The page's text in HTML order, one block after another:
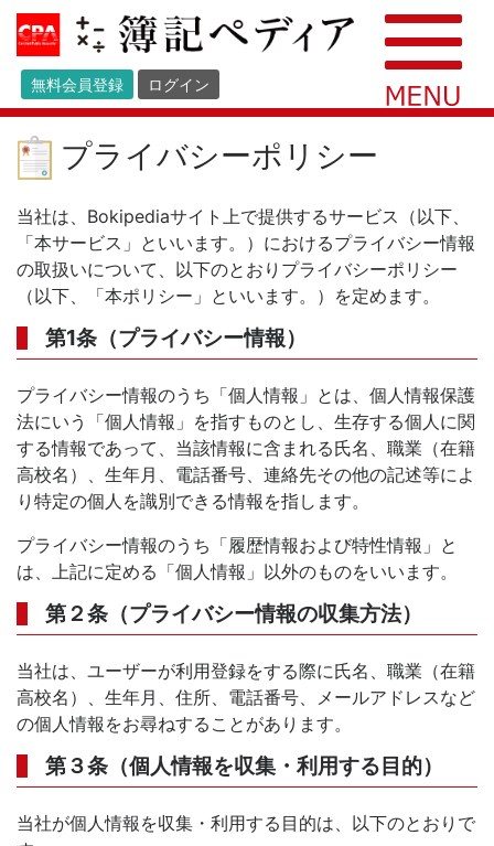
無料会員登録 ログイン
プライバシーポリシー
当社は、Bokipediaサイト上で提供するサービス（以下、
「本サービス」といいます。）におけるプライバシー情報
の取扱いについて、以下のとおりプライバシーポリシー
（以下、「本ポリシー」といいます。）を定めます。
第1条（プライバシー情報）
プライバシー情報のうち「個人情報」とは、個人情報保護
法にいう「個人情報」を指すものとし、生存する個人に関
する情報であって、当該情報に含まれる氏名、職業（在籍
高校名）、生年月、電話番号、連絡先その他の記述等によ
り特定の個人を識別できる情報を指します。
プライバシー情報のうち「履歴情報および特性情報」と
は、上記に定める「個人情報」以外のものをいいます。
第２条（プライバシー情報の収集方法）
当社は、ユーザーが利用登録をする際に氏名、職業（在籍
高校名）、生年月、住所、電話番号、メールアドレスなど
の個人情報をお尋ねすることがあります。
第３条（個人情報を収集・利用する目的）
当社が個人情報を収集・利用する目的は、以下のとおりで